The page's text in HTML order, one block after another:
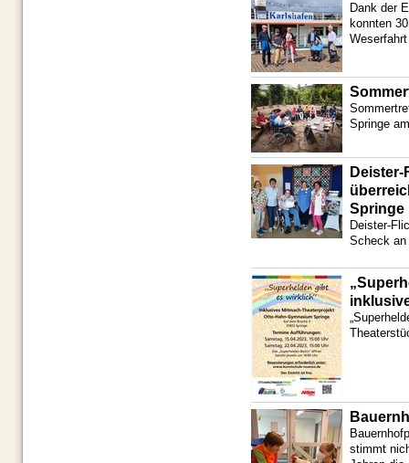
Dank der
konnten
Springe
Deister-
Springe
Deister-
Scheck an
stimmt